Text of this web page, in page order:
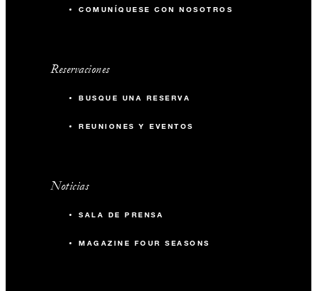
COMUNÍQUESE CON NOSOTROS
Reservaciones
BUSQUE UNA RESERVA
REUNIONES Y EVENTOS
Noticias
SALA DE PRENSA
MAGAZINE FOUR SEASONS